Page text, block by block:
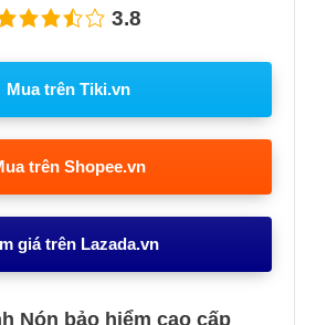
3.8
Mua trên Tiki.vn
trên Shopee.vn
giá trên Lazada.vn
Nón bảo hiểm cao cấp